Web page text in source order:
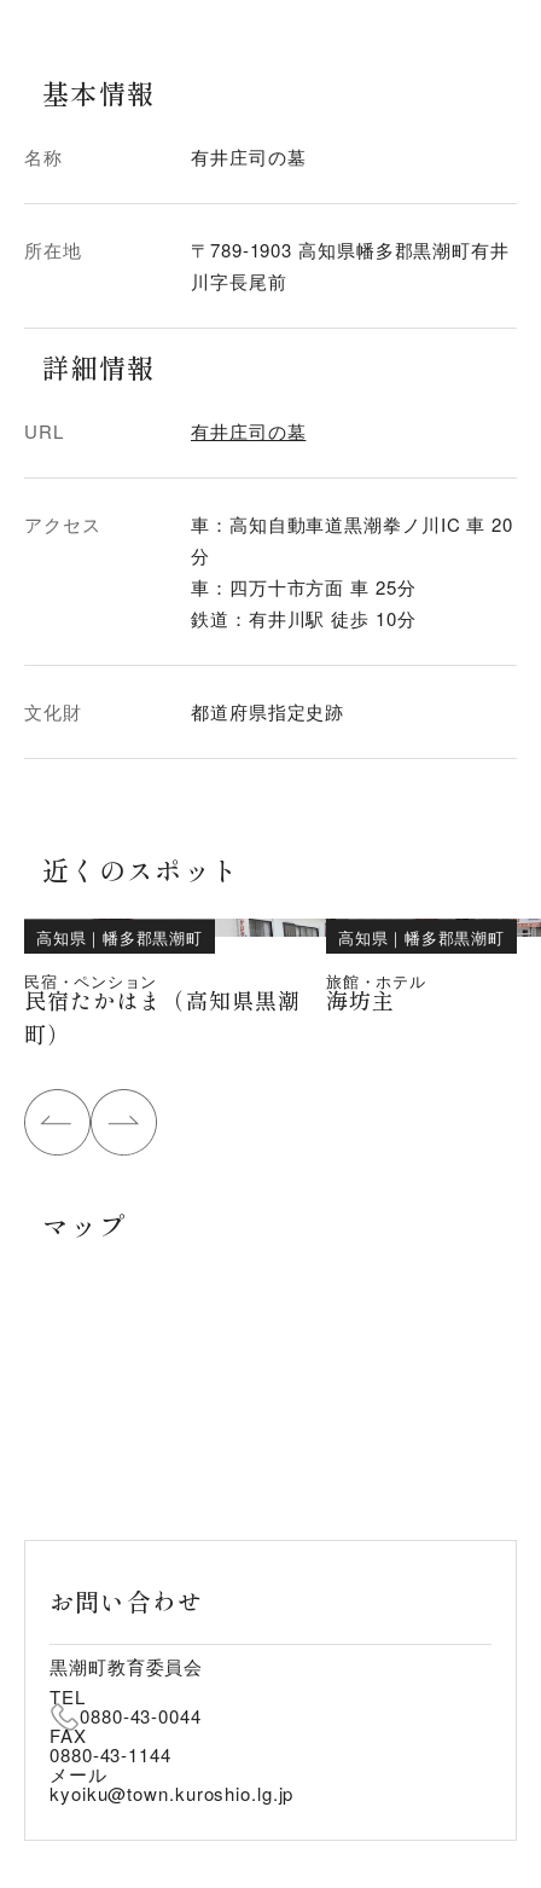
基本情報
名称 有井庄司の墓
所在地
〒789-1903 高知県幡多郡黒潮町有井
川字長尾前
詳細情報
URL 有井庄司の墓
アクセス
車：高知自動車道黒潮拳ノ川IC 車 20
分
車：四万十市方面 車 25分
鉄道：有井川駅 徒歩 10分
文化財 都道府県指定史跡
近くのスポット
高知県 ｜幡多郡黒潮町
民宿・ペンション
民宿たかはま（高知県黒潮
町）
高知県 ｜幡多郡黒潮町
旅館・ホテル
海坊主
マップ
お問い合わせ
黒潮町教育委員会
TEL
0880-43-0044
FAX
0880-43-1144
メール
kyoiku@town.kuroshio.lg.jp